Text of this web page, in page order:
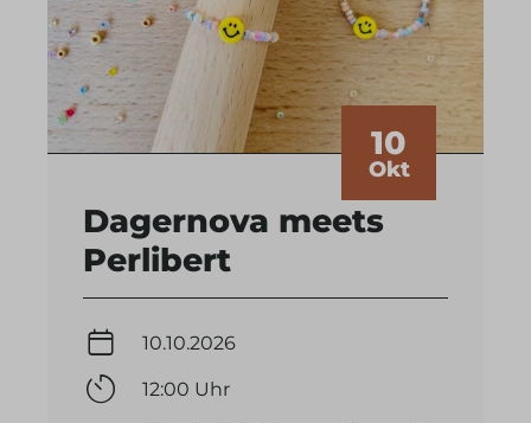
10
Okt
Dagernova meets
Perlibert
10.10.2026
12:00 Uhr